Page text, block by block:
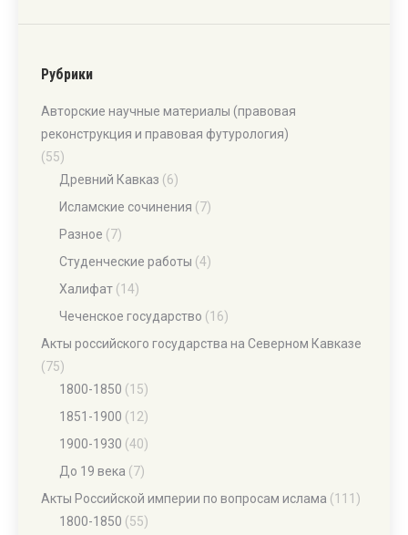
Рубрики
Авторские научные материалы (правовая
реконструкция и правовая футурология)
(55)
Древний Кавказ (6)
Исламские сочинения (7)
Разное (7)
Студенческие работы (4)
Халифат (14)
Чеченское государство (16)
Акты российского государства на Северном Кавказе
(75)
1800-1850 (15)
1851-1900 (12)
1900-1930 (40)
До 19 века (7)
Акты Российской империи по вопросам ислама (111)
1800-1850 (55)